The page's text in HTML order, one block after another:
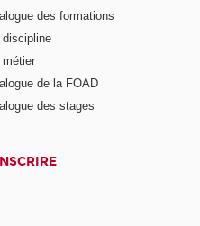
des formations
discipline
métier
de la FOAD
des stages